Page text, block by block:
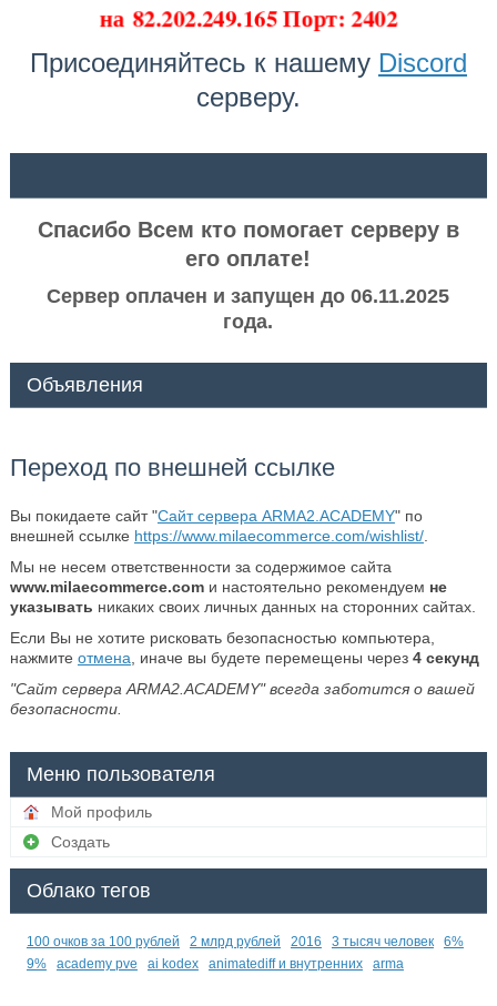
на82.202.249.165 Порт: 2402
Присоединяйтесь к нашему Discord
серверу.
Спасибо Всем кто помогает серверу в
его оплате!
Сервер оплачен и запущен до 06.11.2025
года.
Объявления
Переход по внешней ссылке
Вы покидаете сайт "Сайт сервера ARMA2.ACADEMY" по
внешней ссылке https://www.milaecommerce.com/wishlist/.
Мы не несем ответственности за содержимое сайта
www.milaecommerce.comи настоятельно рекомендуем не
указывать никаких своих личных данных на сторонних сайтах.
Если Вы не хотите рисковать безопасностью компьютера,
нажмите отмена , иначе вы будете перемещены через 4секунд
"Сайт сервера ARMA2.ACADEMY" всегда заботится о вашей
безопасности.
Меню пользователя
Мой профиль
Создать
Облако тегов
100 очков за 100 рублей 2 млрд рублей 2016 3 тысяч человек
6%
9%
academy pve ai kodex animatediff и внутренних arma